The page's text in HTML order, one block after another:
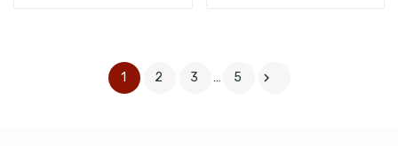
1 2 3 … 5 